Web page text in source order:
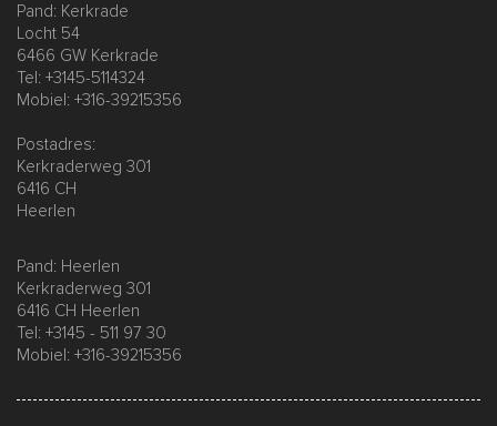
Pand: Kerkrade
Locht 54
6466 GW Kerkrade
Tel: +3145-5114324
Mobiel: +316-39215356
Postadres:
Kerkraderweg 301
6416 CH
Heerlen
Pand: Heerlen
Kerkraderweg 301
6416 CH Heerlen
Tel: +3145 - 511 97 30
Mobiel: +316-39215356